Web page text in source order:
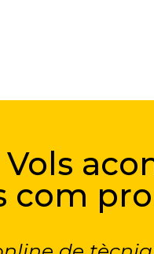
Vols
com